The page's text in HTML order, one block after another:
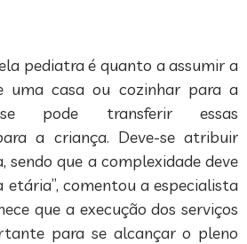
pediatra é quanto a assumir a
uma casa ou cozinhar para a
pode transferir essas
a criança. Deve-se atribuir
sendo que a complexidade deve
etária”, comentou a especialista
que a execução dos serviços
para se alcançar o pleno